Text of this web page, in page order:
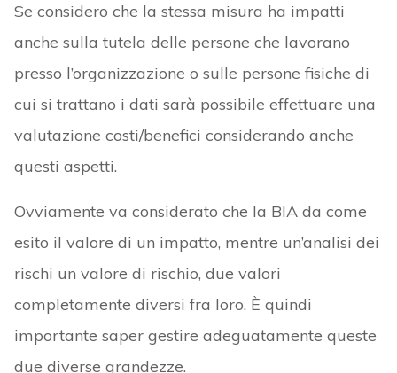
Se considero che la stessa misura ha impatti
anche sulla tutela delle persone che lavorano
presso l’organizzazione o sulle persone fisiche di
cui si trattano i dati sarà possibile effettuare una
valutazione costi/benefici considerando anche
questi aspetti.
Ovviamente va considerato che la BIA da come
esito il valore di un impatto, mentre un’analisi dei
rischi un valore di rischio, due valori
completamente diversi fra loro. È quindi
importante saper gestire adeguatamente queste
due diverse grandezze.